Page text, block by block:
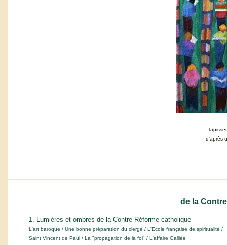
d'après
de la
1. Lumières et ombres de la Contre-Réforme catholique
L'art baroque / Une bonne préparation du clergé / L'Ecole française de spiritualité /
Saint Vincent de Paul / La "propagation de la foi" / L'affaire Galilée